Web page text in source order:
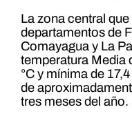
La zona central
departamentos de
Comayagua y La
temperatura Media
°C y mínima de
de
tres meses del año.